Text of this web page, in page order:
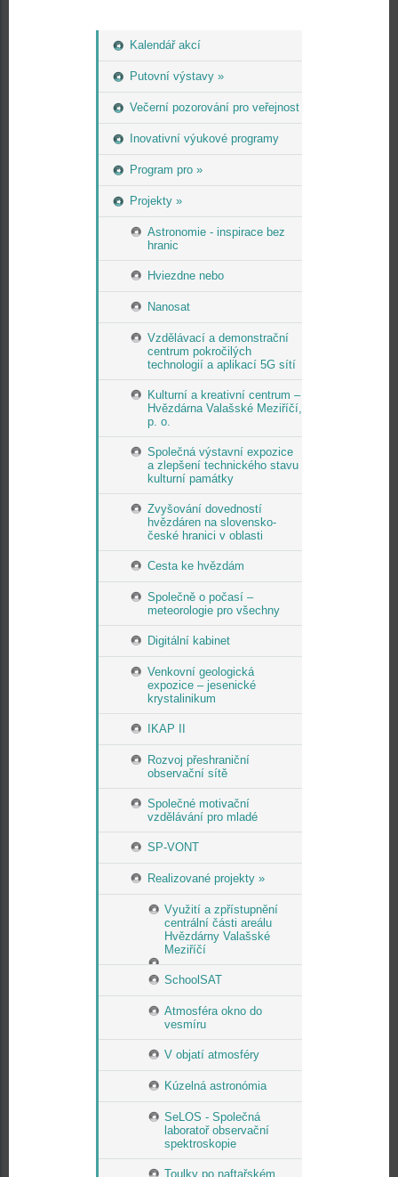
Kalendář akcí
Putovní výstavy »
Večerní pozorování pro veřejnost
Inovativní výukové programy
Program pro »
Projekty »
Astronomie - inspirace bez
hranic
Hviezdne nebo
Nanosat
Vzdělávací a demonstrační
centrum pokročilých
technologií a aplikací 5G sítí
Kulturní a kreativní centrum –
Hvězdárna Valašské Meziříčí,
p. o.
Společná výstavní expozice
a zlepšení technického stavu
kulturní památky
Zvyšování dovedností
hvězdáren na slovensko-
české hranici v oblasti
Cesta ke hvězdám
Společně o počasí –
meteorologie pro všechny
Digitální kabinet
Venkovní geologická
expozice – jesenické
krystalinikum
IKAP II
Rozvoj přeshraniční
observační sítě
Společné motivační
vzdělávání pro mladé
SP-VONT
Realizované projekty »
Využití a zpřístupnění
centrální části areálu
Hvězdárny Valašské
Meziříčí
SchoolSAT
Atmosféra okno do
vesmíru
V objatí atmosféry
Kúzelná astronómia
SeLOS - Společná
laboratoř observační
spektroskopie
Toulky po naftařském